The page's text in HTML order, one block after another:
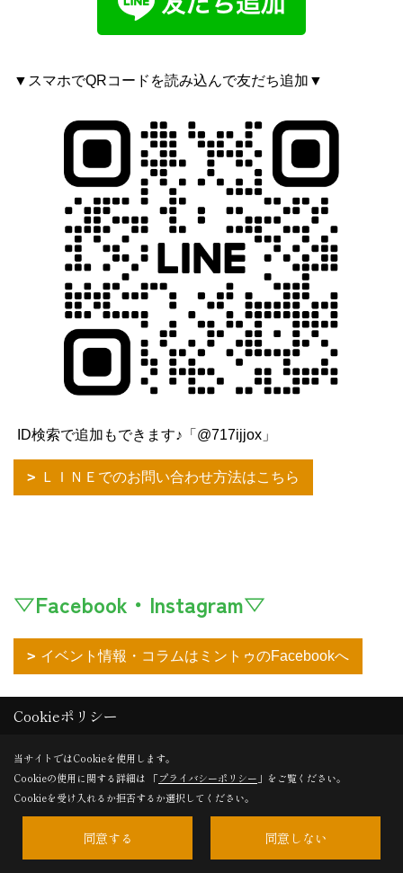
▼スマホでQRコードを読み込んで友だち追加▼
ID検索で追加もできます♪「@717ijjox」
ＬＩＮＥでのお問い合わせ方法はこちら
▽Facebook・Instagram▽
イベント情報・コラムはミントゥのFacebookへ
見ごたえのある施工写真がいっぱい♪ ミントゥ
▽YouTube【ミズカミちゃんねる】▽
Cookieポリシー
当サイトではCookieを使用します。
Cookieの使用に関する詳細は 「プライバシーポリシー 」をご覧ください。
Cookieを受け入れるか拒否するか選択してください。
同意する 同意しない